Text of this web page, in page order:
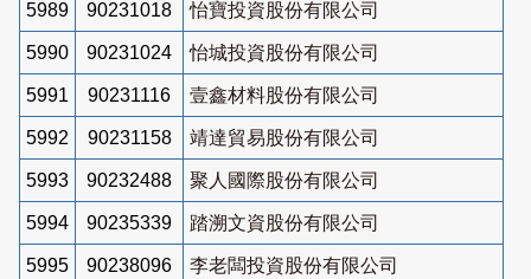
5989 90231018 怡寶投資股份有限公司
5990 90231024 怡城投資股份有限公司
5991 90231116 壹鑫材料股份有限公司
5992 90231158 靖達貿易股份有限公司
5993 90232488 聚人國際股份有限公司
5994 90235339 踏溯文資股份有限公司
5995 90238096 李老闆投資股份有限公司